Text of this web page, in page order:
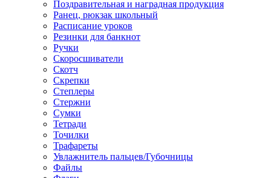
Поздравительная и наградная продукция
Ранец, рюкзак школьный
Расписание уроков
Резинки для банкнот
Ручки
Скоросшиватели
Скотч
Скрепки
Степлеры
Стержни
Сумки
Тетради
Точилки
Трафареты
Увлажнитель пальцев/Губочницы
Файлы